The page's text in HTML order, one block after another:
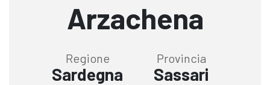
Arzachena
Regione
Sardegna
Provincia
Sassari